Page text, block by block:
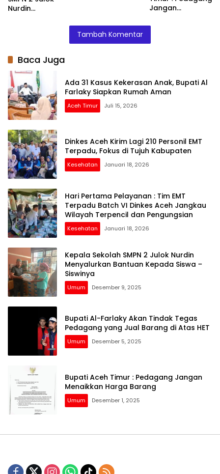
Nurdin
Jangan
Barang
Tambah Komentar
Baca Juga
Ada 31 Kasus Kekerasan Anak, Bupati Al
Farlaky Siapkan Rumah Aman
Aceh Timur Juli 15, 2026
Dinkes Aceh Kirim Lagi 210 Personil EMT
Terpadu, Fokus di Tujuh Kabupaten
Kesehatan Januari 18, 2026
Hari Pertama Pelayanan : Tim EMT
Terpadu Batch VI Dinkes Aceh Jangkau
Wilayah Terpencil dan Pengungsian
Kesehatan Januari 18, 2026
Kepala Sekolah SMPN 2 Julok Nurdin
Menyalurkan Bantuan Kepada Siswa –
Siswinya
Umum Desember 9, 2025
Bupati Al-Farlaky Akan Tindak Tegas
Pedagang yang Jual Barang di Atas HET
Umum Desember 5, 2025
Bupati Aceh Timur : Pedagang Jangan
Menaikkan Harga Barang
Umum Desember 1, 2025